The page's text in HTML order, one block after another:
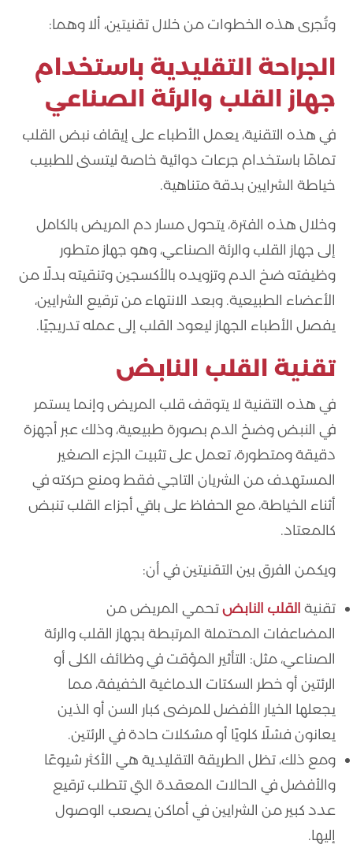
وتُجرى هذه الخطوات من خلال تقنيتين، ألا وهما:
الجراحة التقليدية باستخدام
جهاز القلب والرئة الصناعي
في هذه التقنية، يعمل الأطباء على إيقاف نبض القلب
تمامًا باستخدام جرعات دوائية خاصة ليتسنى للطبيب
خياطة الشرايين بدقة متناهية.
وخلال هذه الفترة، يتحول مسار دم المريض بالكامل
إلى جهاز القلب والرئة الصناعي، وهو جهاز متطور
وظيفته ضخ الدم وتزويده بالأكسجين وتنقيته بدلًا من
الأعضاء الطبيعية. وبعد الانتهاء من ترقيع الشرايين،
يفصل الأطباء الجهاز ليعود القلب إلى عمله تدريجيًا.
تقنية القلب النابض
في هذه التقنية لا يتوقف قلب المريض وإنما يستمر
في النبض وضخ الدم بصورة طبيعية، وذلك عبر أجهزة
دقيقة ومتطورة، تعمل على تثبيت الجزء الصغير
المستهدف من الشريان التاجي فقط ومنع حركته في
أثناء الخياطة، مع الحفاظ على باقي أجزاء القلب تنبض
كالمعتاد.
ويكمن الفرق بين التقنيتين في أن:
تقنية القلب النابضتحمي المريض من
المضاعفات المحتملة المرتبطة بجهاز القلب والرئة
الصناعي، مثل: التأثير المؤقت في وظائف الكلى أو
الرئتين أو خطر السكتات الدماغية الخفيفة، مما
يجعلها الخيار الأفضل للمرضى كبار السن أو الذين
يعانون فشلًا كلويًا أو مشكلات حادة في الرئتين.
ومع ذلك، تظل الطريقة التقليدية هي الأكثر شيوعًا
والأفضل في الحالات المعقدة التي تتطلب ترقيع
عدد كبير من الشرايين في أماكن يصعب الوصول
إليها.